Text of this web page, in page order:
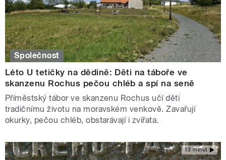
Společnost
Léto U tetičky na dědině: Děti na táboře ve
skanzenu Rochus pečou chléb a spí na seně
Příměstský tábor ve skanzenu Rochus učí děti
tradičnímu životu na moravském venkově. Zavařují
okurky, pečou chléb, obstarávají i zvířata.
13 minut